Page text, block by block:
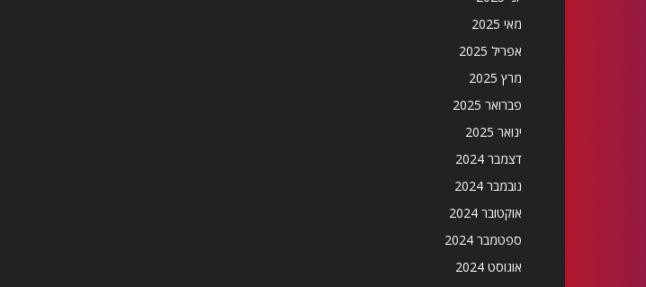
מאי 2025
אפריל 2025
מרץ 2025
פברואר 2025
ינואר 2025
דצמבר 2024
נובמבר 2024
אוקטובר 2024
ספטמבר 2024
אוגוסט 2024